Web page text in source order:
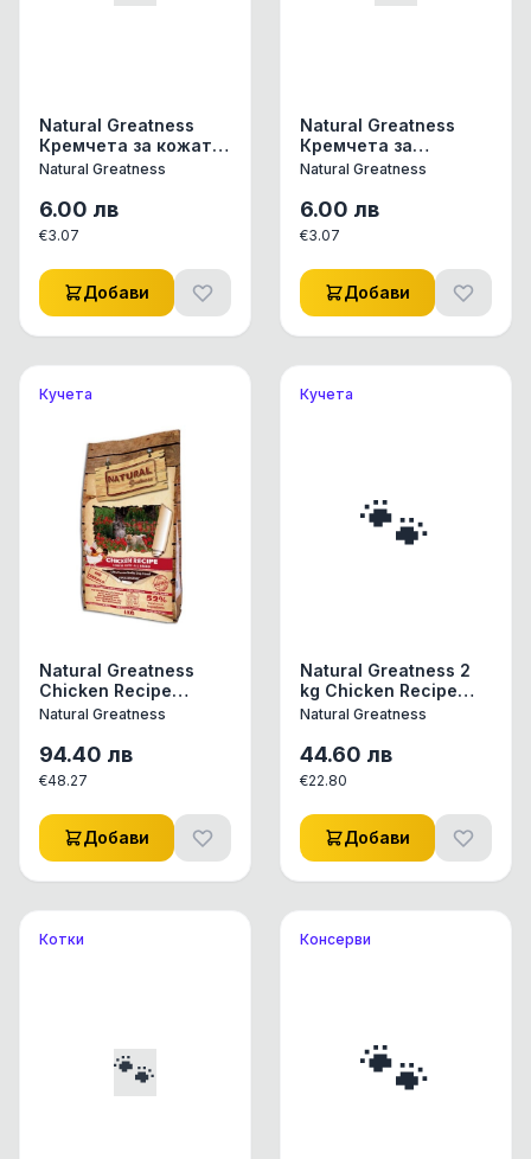
Natural Greatness
Кремчета за кожата
и козината - Риба
добавени Омега 3 и
Vit E
Natural Greatness
6.00 лв
€3.07
Добави
Natural Greatness
Кремчета за
имунната сиситема -
Омари 4 бр с
добавен L-lysine
Natural Greatness
6.00 лв
€3.07
Добави
Кучета
Natural Greatness
Chicken Recipe
Starter Puppy - Суха
кученца и майки,
Grain free, 6 кг.
Natural Greatness
94.40 лв
€48.27
Добави
Кучета
🐾
Natural Greatness 2
kg Chicken Recipe
Starter-Puppy / за
Natural Greatness
44.60 лв
€22.80
Добави
Котки
🐾
Консерви
🐾